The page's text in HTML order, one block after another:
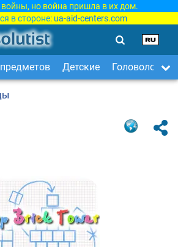
войны, но война пришла в их дом.
в стороне: ua-aid-centers.com
Детские Головоломки